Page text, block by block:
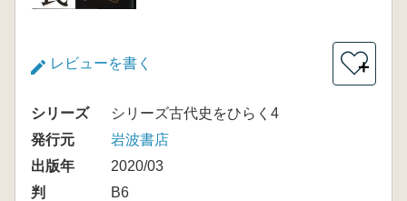
レビューを書く ＋
シリーズ
シリーズ古代史をひらく4
発行元
岩波書店
出版年
2020/03
判
B6